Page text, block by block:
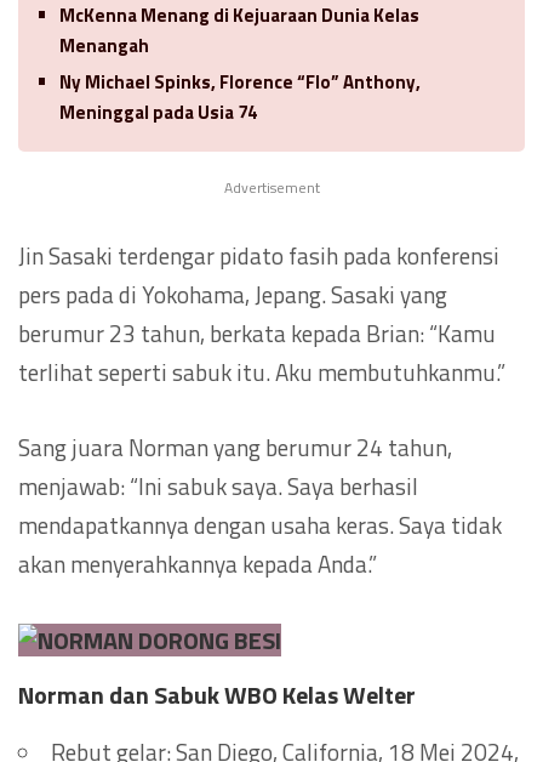
McKenna Menang di Kejuaraan Dunia Kelas
Menangah
Ny Michael Spinks, Florence “Flo” Anthony,
Meninggal pada Usia 74
Advertisement
Jin Sasaki terdengar pidato fasih pada konferensi
pers pada di Yokohama, Jepang. Sasaki yang
berumur 23 tahun, berkata kepada Brian: “Kamu
terlihat seperti sabuk itu. Aku membutuhkanmu.”
Sang juara Norman yang berumur 24 tahun,
menjawab: “Ini sabuk saya. Saya berhasil
mendapatkannya dengan usaha keras. Saya tidak
akan menyerahkannya kepada Anda.”
Norman dan Sabuk WBO Kelas Welter
Rebut gelar: San Diego, California, 18 Mei 2024,